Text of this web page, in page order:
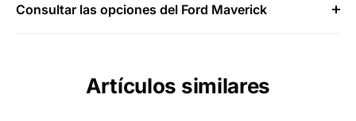
Consultar las opciones del Ford Maverick
Artículos similares